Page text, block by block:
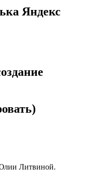
Яндекс
Литвиной.